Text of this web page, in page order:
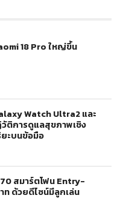
18 Pro ใหญ่ขึ้น
Watch Ultra2 และ
ติการดูแลสุขภาพเชิง
ะบนข้อมือ
สมาร์ตโฟน Entry-
ท ด้วยดีไซน์มีลูกเล่น